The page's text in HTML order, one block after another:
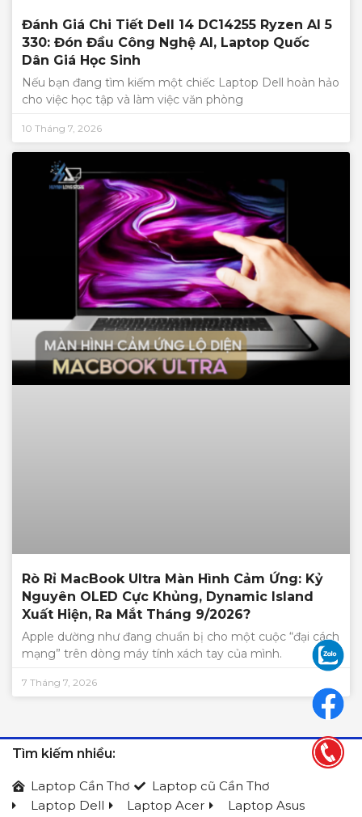
Đánh Giá Chi Tiết Dell 14 DC14255 Ryzen AI 5
330: Đón Đầu Công Nghệ AI, Laptop Quốc
Dân Giá Học Sinh
Nếu bạn đang tìm kiếm một chiếc Laptop Dell hoàn hảo
cho việc học tập và làm việc văn phòng
10 Tháng 7, 2026
Rò Rỉ MacBook Ultra Màn Hình Cảm Ứng: Kỷ
Nguyên OLED Cực Khủng, Dynamic Island
Xuất Hiện, Ra Mắt Tháng 9/2026?
Apple dường như đang chuẩn bị cho một cuộc “đại cách
mạng” trên dòng máy tính xách tay của mình.
7 Tháng 7, 2026
Tìm kiếm nhiều:
Laptop Cần Thơ
Laptop cũ Cần Thơ
Laptop Dell
Laptop Acer
Laptop Asus